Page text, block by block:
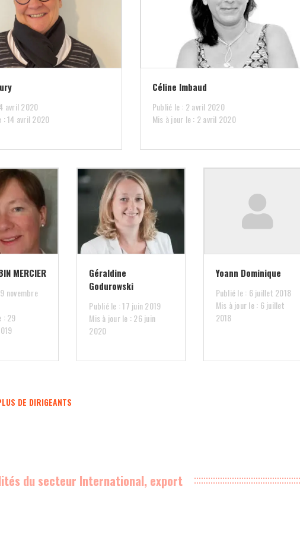
avril 2020
: 14 avril 2020
Céline Imbaud
Publié le : 2 avril 2020
Mis à jour le : 2 avril 2020
MERCIER
novembre
: 29
Géraldine
Godurowski
Publié le : 17 juin 2019
Mis à jour le : 26 juin
2020
Yoann Dominique
Publié le : 6 juillet 2018
Mis à jour le : 6 juillet
2018
DE DIRIGEANTS
du secteur International, export